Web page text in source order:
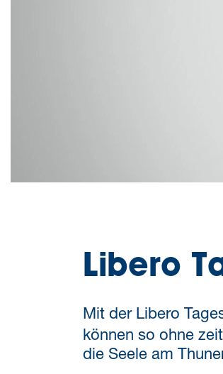
Libero
Mit der Libero
können so ohne
die Seele am